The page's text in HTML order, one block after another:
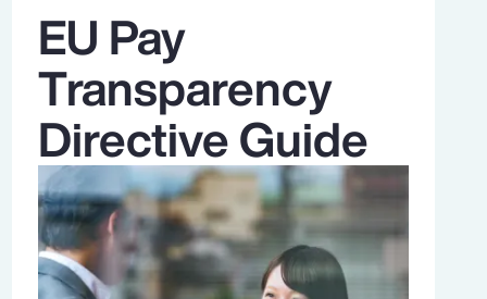
Meer weten
EU Pay
Transparency
Directive Guide